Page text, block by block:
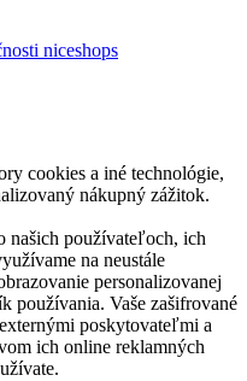
niceshops
cookies a iné technológie,
nákupný zážitok.
našich používateľoch, ich
na neustále
personalizovanej
používania. Vaše zašifrované
poskytovateľmi a
ich online reklamných